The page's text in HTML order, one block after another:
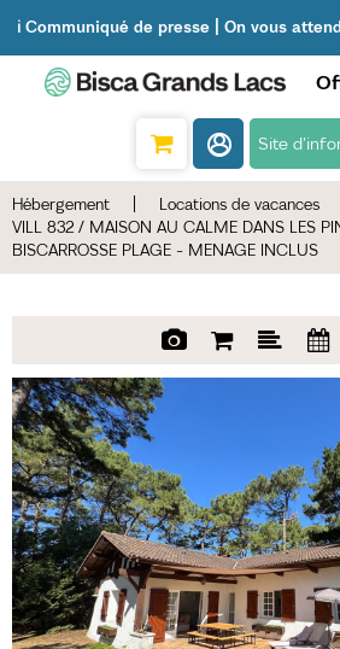
ℹ️ Communiqué de presse | On vous
Site
Hébergement Locations de vacances
VILL 832 / MAISON AU CALME DANS LES
BISCARROSSE PLAGE - MENAGE INCLUS